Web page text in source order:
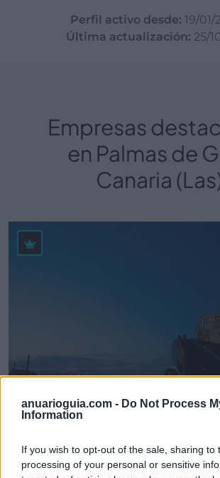
anuarioguia.com - Do Not Process
Information
If you wish to opt-out of the sale, sharing to
processing of your personal or sensitive
Perfil activo desde: 19/01/
Última actualización: 25/
Empresas
en Palmas de
Canaria
Alfaship Ship&Offshore Agency,
Las Palmas de Gran Canaria (Las